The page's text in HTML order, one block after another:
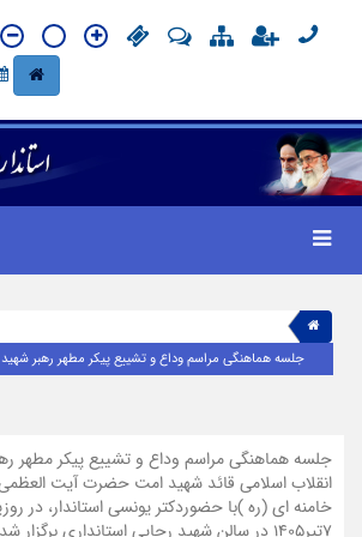
جلسه هماهنگی مراسم وداع و تشییع پیکر مطهر رهبر شهید عظیم الشان انقلاب اسلامی قائد شهید امت حضرت آیت العظمی امام شهید سید علی خامنه ای (ره )با حضوردکتر یونسی استاندار، در
جلسه هماهنگی مراسم وداع و تشییع پیکر مطهر
انقلاب اسلامی قائد شهید امت حضرت آیت
خامنه ای (ره )با حضوردکتر یونسی استاندار، در
۷تیر۱۴۰۵ در سالن شهید رجایی استانداری برگزار شد.